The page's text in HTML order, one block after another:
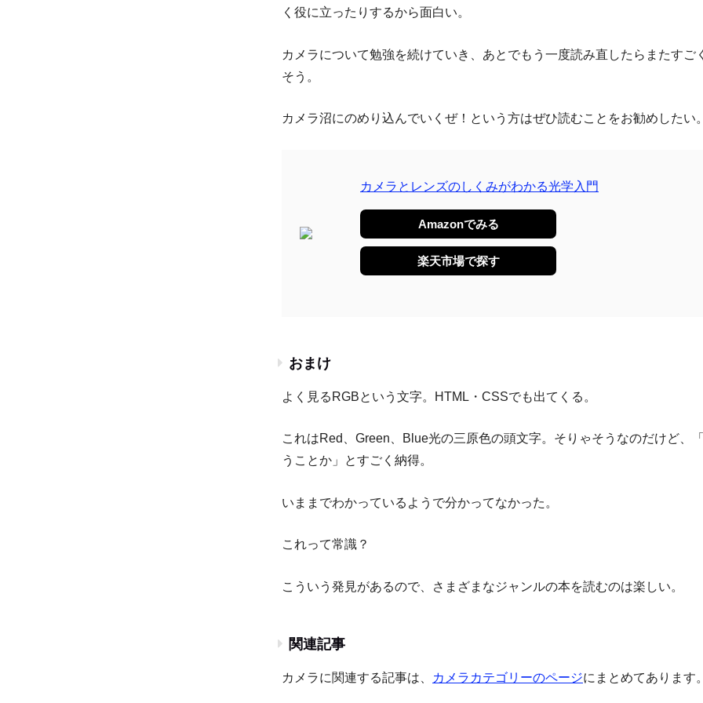
く役に立ったりするから面白い。
カメラについて勉強を続けていき、あとでもう一度読み直したらまたすご
そう。
カメラ沼にのめり込んでいくぜ！という方はぜひ読むことをお勧めしたい。
カメラとレンズのしくみがわかる光学入門
Amazonでみる
楽天市場で探す
おまけ
よく見るRGBという文字。HTML・CSSでも出てくる。
これはRed、Green、Blue光の三原色の頭文字。そりゃそうなのだけど、
うことか」とすごく納得。
いままでわかっているようで分かってなかった。
これって常識？
こういう発見があるので、さまざまなジャンルの本を読むのは楽しい。
関連記事
カメラに関連する記事は、 カメラカテゴリーのページにまとめてあります。